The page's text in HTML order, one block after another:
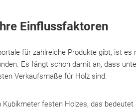
Einflussfaktoren
für zahlreiche Produkte gibt, ist
Es fängt schon damit an, dass
Verkaufsmaße für Holz sind:
festen Holzes, das